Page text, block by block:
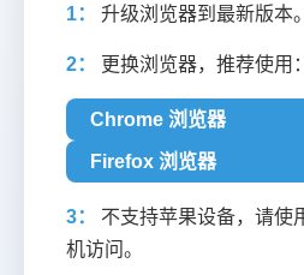
1： 升级浏览器到最新版本。
2： 更换浏览器，推荐使用：
Chrome 浏览器
Firefox 浏览器
3：
不支持苹果设备，请使
机访问。